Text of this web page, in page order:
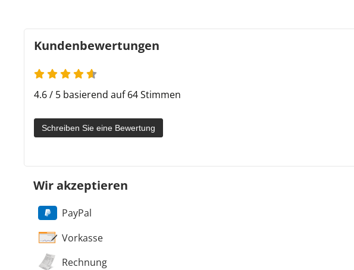
Kundenbewertungen
4.6 / 5 basierend auf 64 Stimmen
Schreiben Sie eine Bewertung
Wir akzeptieren
PayPal
Vorkasse
Rechnung